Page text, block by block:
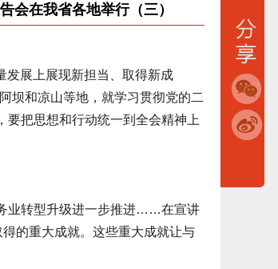
在我省各地举行（三）
展上展现新担当、取得新成
坝和凉山等地，就学习贯彻党的二
要把思想和行动统一到全会精神上
业转型升级进一步推进……在宣讲
的重大成就。这些重大成就让与